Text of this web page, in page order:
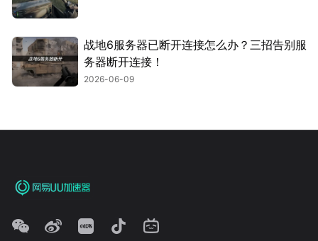
战地6服务器已断开连接怎么办？三招告别服
务器断开连接！
2026-06-09